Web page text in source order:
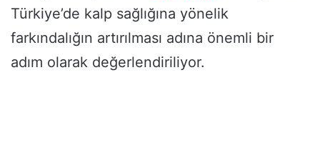
Türkiye’de kalp sağlığına yönelik
farkındalığın artırılması adına önemli bir
adım olarak değerlendiriliyor.